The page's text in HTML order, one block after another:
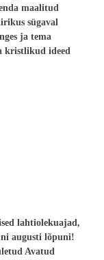
maalitud
sügaval
ja tema
kristlikud ideed
lahtiolekuajad,
augusti lõpuni!
Avatud